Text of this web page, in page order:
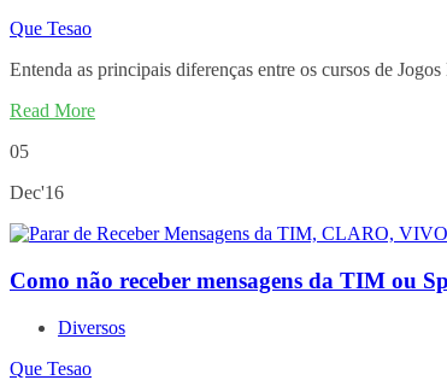
Que Tesao
Entenda as principais diferenças entre os cursos de
Read More
05
Dec'16
Como não receber mensagens da TIM ou
Diversos
Que Tesao